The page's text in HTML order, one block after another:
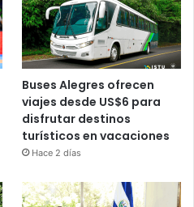
Buses Alegres ofrecen
viajes desde US$6 para
disfrutar destinos
turísticos en vacaciones
Hace 2 días